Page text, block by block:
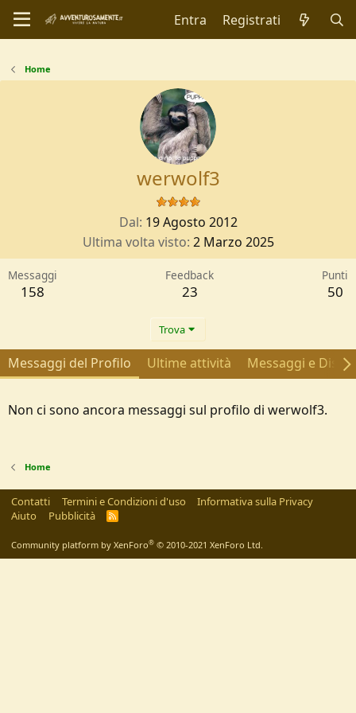
Entra Registrati
Home
werwolf3
Dal 19 Agosto 2012
Ultima volta visto 2 Marzo 2025
Messaggi
158
Feedback
23
Punti
50
Trova
Messaggi del Profilo Ultime attività Messaggi e
Non ci sono ancora messaggi sul profilo di werwolf3.
Home
Contatti Termini e Condizioni d'uso
Informativa sulla Privacy
Aiuto
Pubblicità
R
Community platform by XenForo® © 2010-2021 XenForo Ltd.